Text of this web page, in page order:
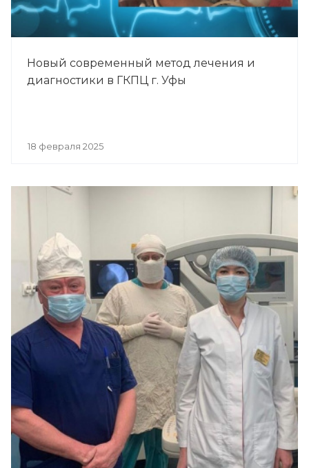
Новый современный метод лечения и
диагностики в ГКПЦ г. Уфы
18 февраля 2025